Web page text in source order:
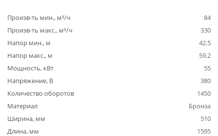
Произв-ть мин., м³/ч
84
Произв-ть макс., м³/ч
330
Напор мин., м
42.5
Напор макс., м
59.2
Мощность, кВт
55
Напряжение, В
380
Количество оборотов
1450
Материал
Бронза
Ширина, мм
510
Длина, мм
1595